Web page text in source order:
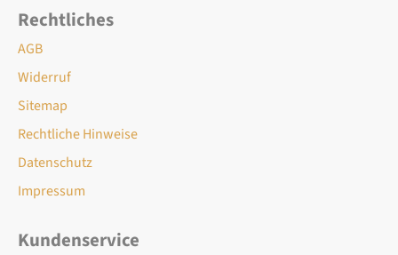
Rechtliches
AGB
Widerruf
Sitemap
Rechtliche Hinweise
Datenschutz
Impressum
Kundenservice